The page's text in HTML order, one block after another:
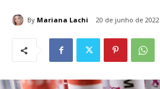
By Mariana Lachi 20 de junho de 2022